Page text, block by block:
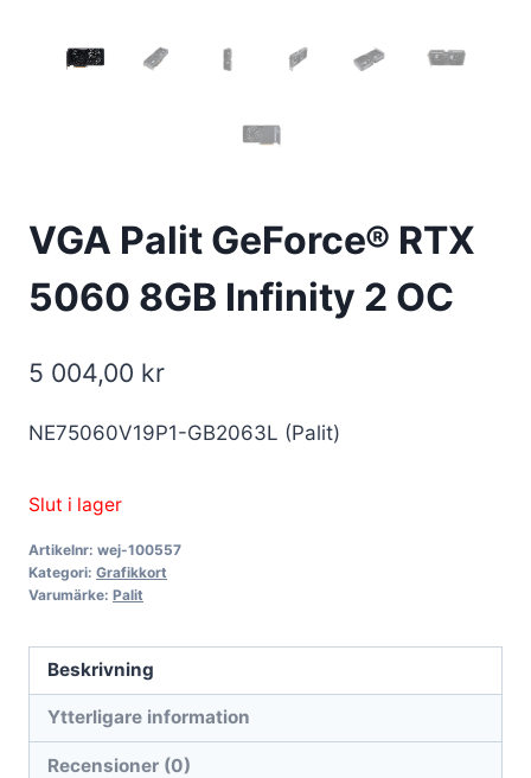
VGA Palit GeForce® RTX
5060 8GB Infinity 2 OC
5 004,00 kr
NE75060V19P1-GB2063L (Palit)
Slut i lager
Artikelnr: wej-100557
Kategori: Grafikkort
Varumärke: Palit
Beskrivning
Ytterligare information
Recensioner (0)